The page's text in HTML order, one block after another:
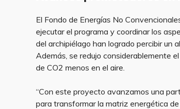
El Fondo de Energías No
ejecutar el programa y coordinar los
del archipiélago han logrado percibir un
Además, se redujo considerablemente
de CO2 menos en el aire.
“Con este proyecto avanzamos una
para transformar la matriz energética